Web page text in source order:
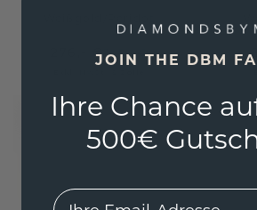
276,- € 345,- €
JOIN THE DBM
Ihre Chance
500€
EMail